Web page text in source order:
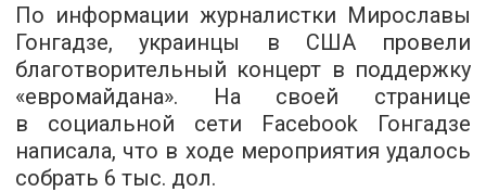
По информации журналистки Мирославы
Гонгадзе, украинцы в США провели
благотворительный концерт в поддержку
«евромайдана». На своей странице
в социальной сети Facebook Гонгадзе
написала, что в ходе мероприятия удалось
собрать 6 тыс. дол.